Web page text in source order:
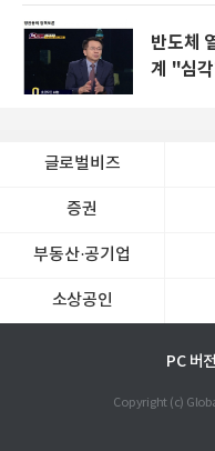
반도체 열
계 "심
글로벌비즈
증권
부동산·공기업
소상공인
PC 버전
Copyright (c)